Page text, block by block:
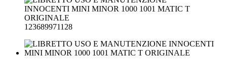
123689971128